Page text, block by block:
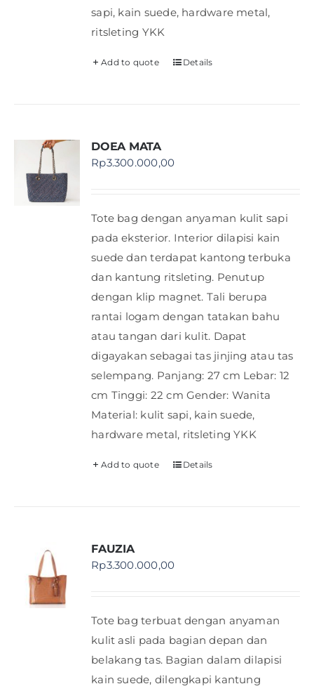
sapi, kain suede, hardware metal,
ritsleting YKK
Add to quote Details
DOEA MATA
Rp3.300.000,00
Tote bag dengan anyaman kulit sapi
pada eksterior. Interior dilapisi kain
suede dan terdapat kantong terbuka
dan kantung ritsleting. Penutup
dengan klip magnet. Tali berupa
rantai logam dengan tatakan bahu
atau tangan dari kulit. Dapat
digayakan sebagai tas jinjing atau tas
selempang. Panjang: 27 cm Lebar: 12
cm Tinggi: 22 cm Gender: Wanita
Material: kulit sapi, kain suede,
hardware metal, ritsleting YKK
Add to quote Details
FAUZIA
Rp3.300.000,00
Tote bag terbuat dengan anyaman
kulit asli pada bagian depan dan
belakang tas. Bagian dalam dilapisi
kain suede, dilengkapi kantung